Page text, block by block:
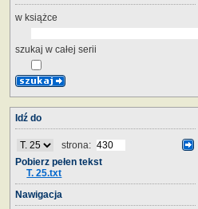
w książce
szukaj w całej serii
Idź do
strona:
Pobierz pełen tekst
T. 25.txt
Nawigacja